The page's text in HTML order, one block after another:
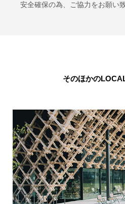
安全確保の為、ご協力をお願い
そのほかの